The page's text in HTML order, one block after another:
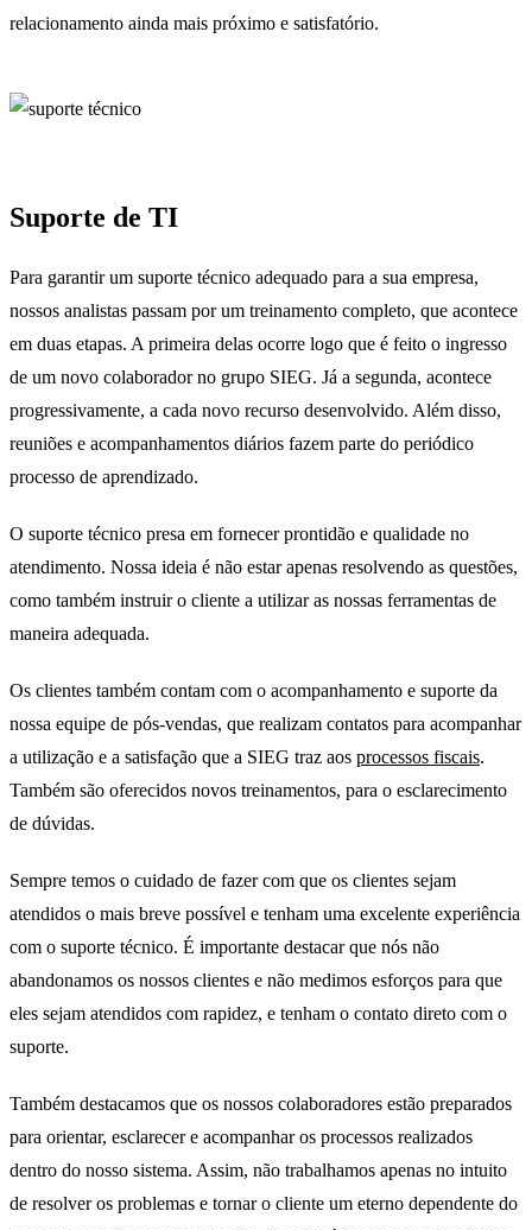
relacionamento ainda mais próximo e satisfatório.
Suporte de TI
Para garantir um suporte técnico adequado para a sua empresa,
nossos analistas passam por um treinamento completo, que acontece
em duas etapas. A primeira delas ocorre logo que é feito o ingresso
de um novo colaborador no grupo SIEG. Já a segunda, acontece
progressivamente, a cada novo recurso desenvolvido. Além disso,
reuniões e acompanhamentos diários fazem parte do periódico
processo de aprendizado.
O suporte técnico presa em fornecer prontidão e qualidade no
atendimento. Nossa ideia é não estar apenas resolvendo as questões,
como também instruir o cliente a utilizar as nossas ferramentas de
maneira adequada.
Os clientes também contam com o acompanhamento e suporte da
nossa equipe de pós-vendas, que realizam contatos para acompanhar
a utilização e a satisfação que a SIEG traz aos processos fiscais.
Também são oferecidos novos treinamentos, para o esclarecimento
de dúvidas.
Sempre temos o cuidado de fazer com que os clientes sejam
atendidos o mais breve possível e tenham uma excelente experiência
com o suporte técnico. É importante destacar que nós não
abandonamos os nossos clientes e não medimos esforços para que
eles sejam atendidos com rapidez, e tenham o contato direto com o
suporte.
Também destacamos que os nossos colaboradores estão preparados
para orientar, esclarecer e acompanhar os processos realizados
dentro do nosso sistema. Assim, não trabalhamos apenas no intuito
de resolver os problemas e tornar o cliente um eterno dependente do